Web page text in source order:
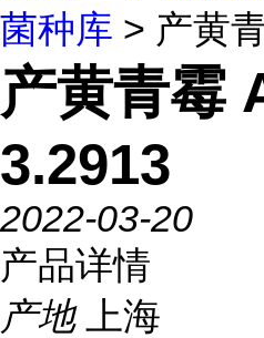
菌种库 > 产黄
产黄青霉
3.2913
2022-03-20
产品详情
产地
上海